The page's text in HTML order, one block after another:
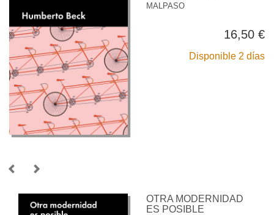
MALPASO
16,50 €
Disponible 2 días
OTRA MODERNIDAD
ES POSIBLE